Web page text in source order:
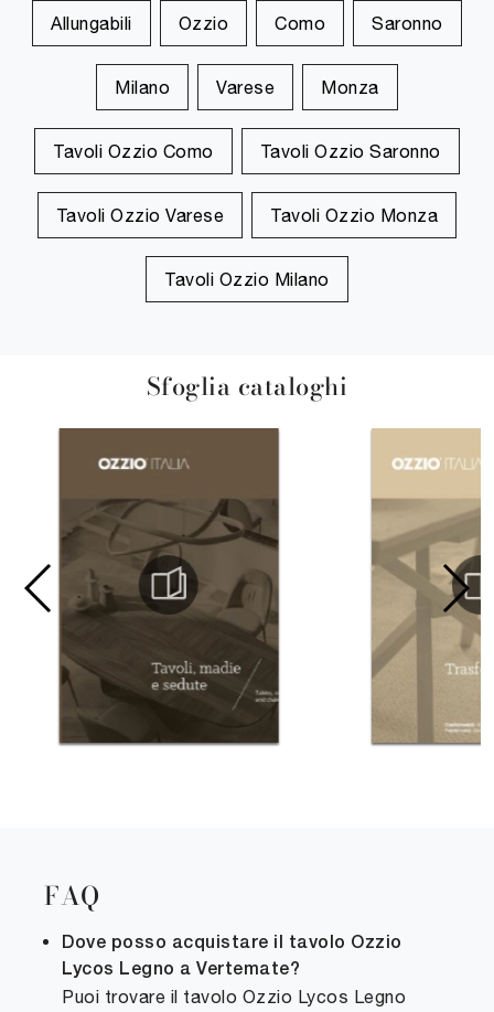
Allungabili Ozzio Como Saronno
Milano Varese Monza
Tavoli Ozzio Como Tavoli Ozzio Saronno
Tavoli Ozzio Varese Tavoli Ozzio Monza
Tavoli Ozzio Milano
Sfoglia cataloghi
FAQ
Dove posso acquistare il tavolo Ozzio
Lycos Legno a Vertemate?
Puoi trovare il tavolo Ozzio Lycos Legno